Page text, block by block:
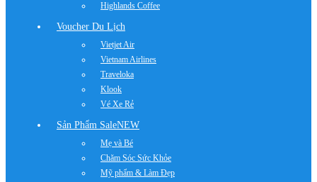
Highlands Coffee
Voucher Du Lịch
Vietjet Air
Vietnam Airlines
Traveloka
Klook
Vé Xe Rẻ
Sản Phẩm SaleNEW
Mẹ và Bé
Chăm Sóc Sức Khỏe
Mỹ phẩm & Làm Đẹp